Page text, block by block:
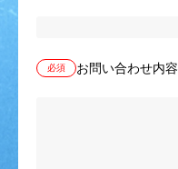
必須 お問い合わせ内容